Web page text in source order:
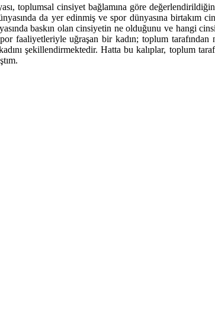
toplumsal cinsiyet bağlamına göre
da yer edinmiş ve spor dünyasına birtakım
baskın olan cinsiyetin ne olduğunu ve hangi
faaliyetleriyle uğraşan bir kadın; toplum tarafından
şekillendirmektedir. Hatta bu kalıplar, toplum